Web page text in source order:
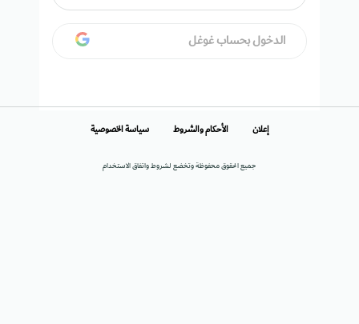
الدخول بحساب غوغل
جميع الحقوق محفوظة وتخضع لشروط واتفاق الاستخدام
إعلان الأحكام والشروط سياسة الخصوصية